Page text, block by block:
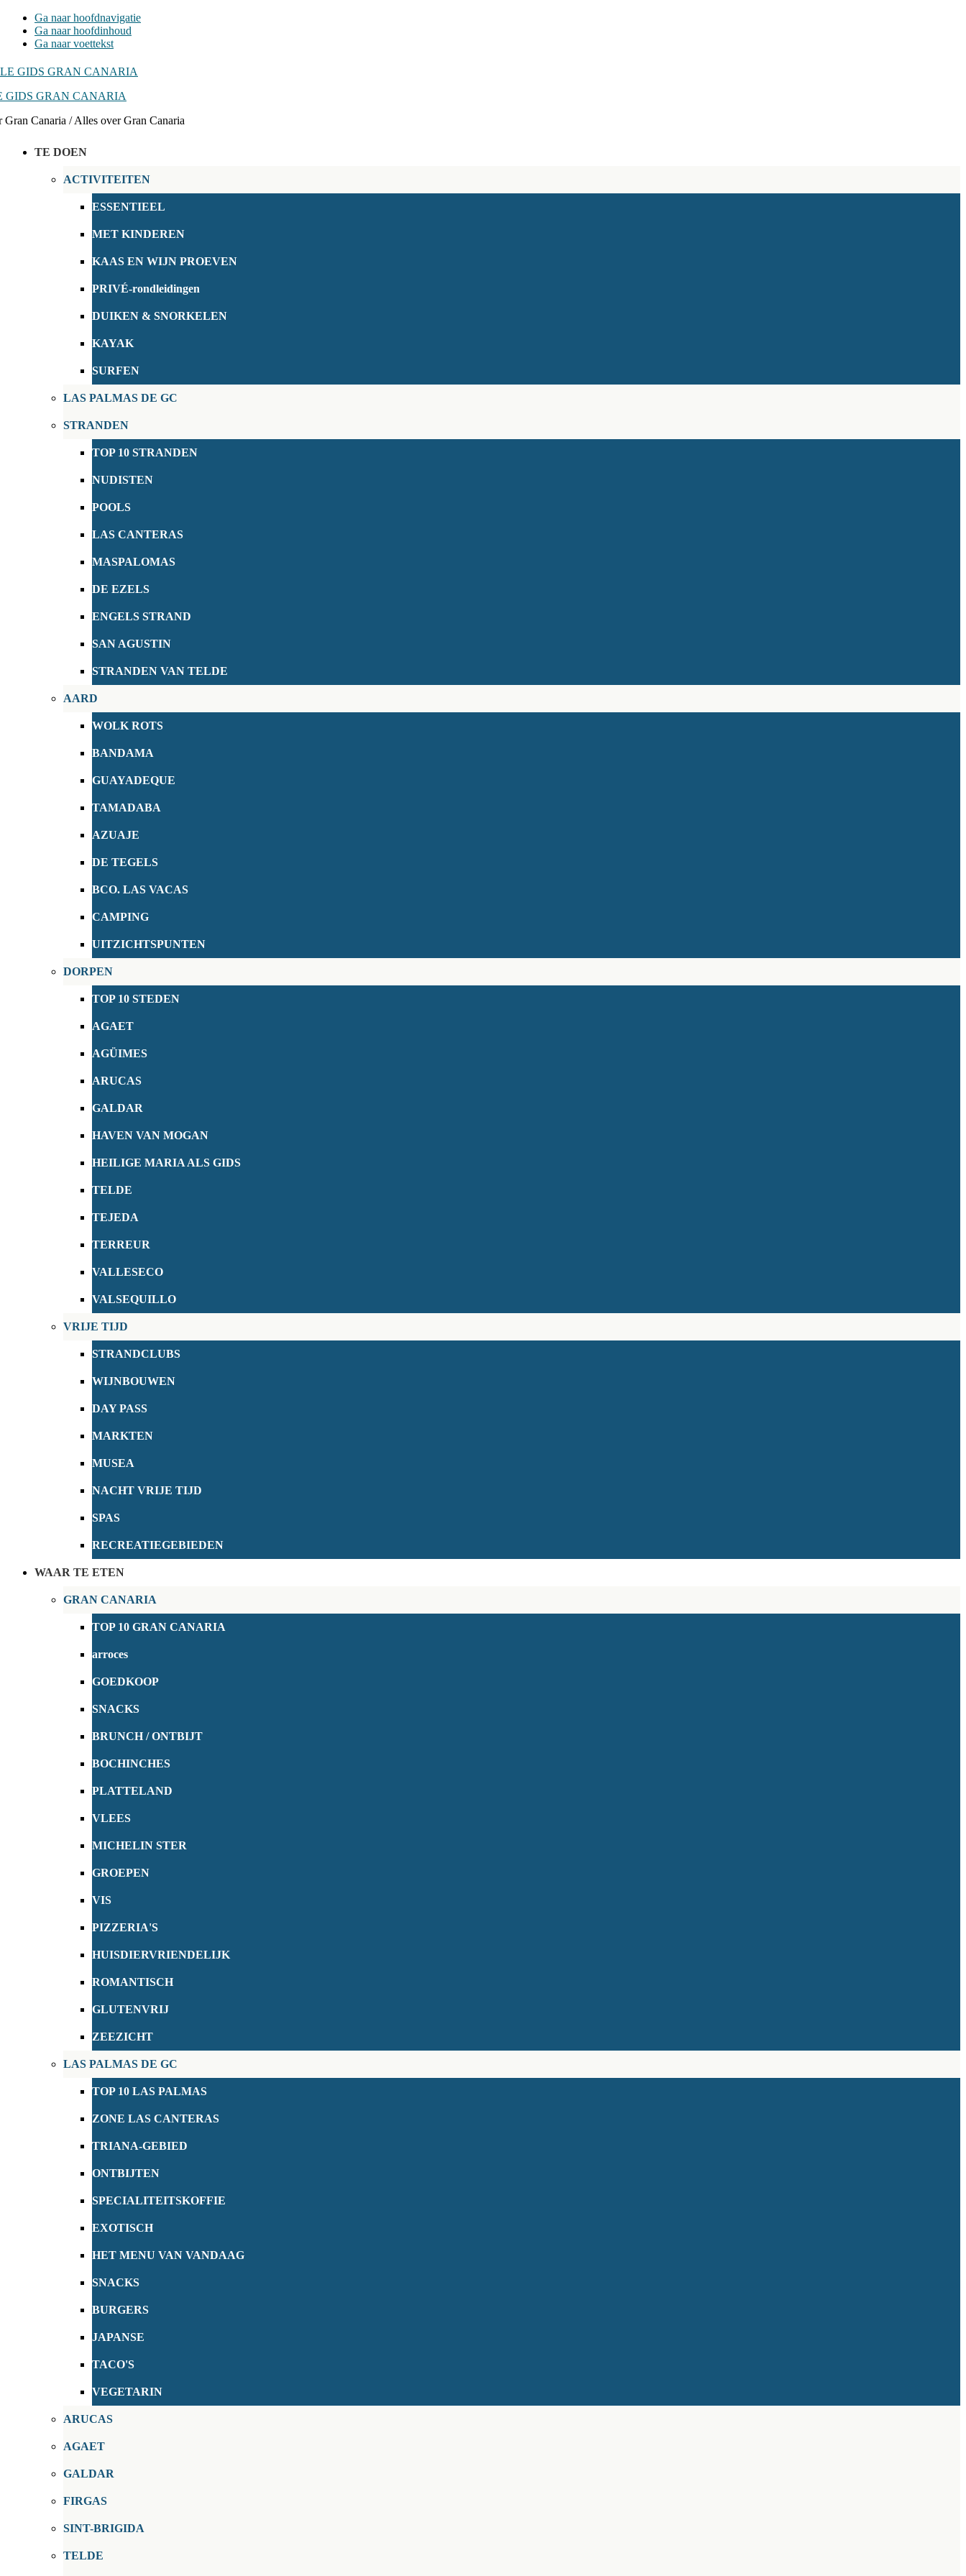
Ga naar hoofdnavigatie
Ga naar hoofdinhoud
Ga naar voettekst
GIDS GRAN CANARIA
Gran Canaria / Alles over Gran Canaria
TE DOEN
ACTIVITEITEN
ESSENTIEEL
MET KINDEREN
KAAS EN WIJN PROEVEN
PRIVÉ-rondleidingen
DUIKEN & SNORKELEN
KAYAK
SURFEN
LAS PALMAS DE GC
STRANDEN
TOP 10 STRANDEN
NUDISTEN
POOLS
LAS CANTERAS
MASPALOMAS
DE EZELS
ENGELS STRAND
SAN AGUSTIN
STRANDEN VAN TELDE
AARD
WOLK ROTS
BANDAMA
GUAYADEQUE
TAMADABA
AZUAJE
DE TEGELS
BCO. LAS VACAS
CAMPING
UITZICHTSPUNTEN
DORPEN
TOP 10 STEDEN
AGAET
AGÜIMES
ARUCAS
GALDAR
HAVEN VAN MOGAN
HEILIGE MARIA ALS GIDS
TELDE
TEJEDA
TERREUR
VALLESECO
VALSEQUILLO
VRIJE TIJD
STRANDCLUBS
WIJNBOUWEN
DAY PASS
MARKTEN
MUSEA
NACHT VRIJE TIJD
SPAS
RECREATIEGEBIEDEN
WAAR TE ETEN
GRAN CANARIA
TOP 10 GRAN CANARIA
arroces
GOEDKOOP
SNACKS
BRUNCH / ONTBIJT
BOCHINCHES
PLATTELAND
VLEES
MICHELIN STER
GROEPEN
VIS
PIZZERIA'S
HUISDIERVRIENDELIJK
ROMANTISCH
GLUTENVRIJ
ZEEZICHT
LAS PALMAS DE GC
TOP 10 LAS PALMAS
ZONE LAS CANTERAS
TRIANA-GEBIED
ONTBIJTEN
SPECIALITEITSKOFFIE
EXOTISCH
HET MENU VAN VANDAAG
SNACKS
BURGERS
JAPANSE
TACO'S
VEGETARIN
ARUCAS
AGAET
GALDAR
FIRGAS
SINT-BRIGIDA
TELDE